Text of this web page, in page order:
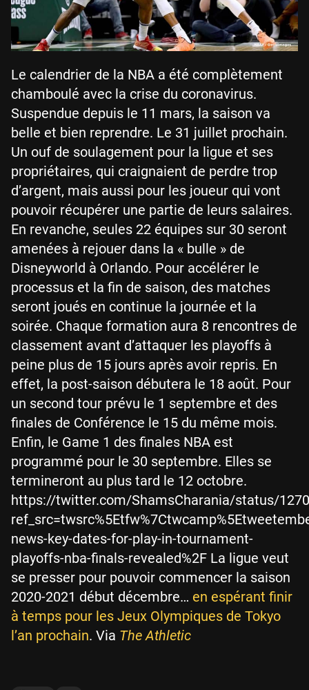
Le calendrier de la NBA a été complètement
chamboulé avec la crise du coronavirus.
Suspendue depuis le 11 mars, la saison va
belle et bien reprendre. Le 31 juillet prochain.
Un ouf de soulagement pour la ligue et ses
propriétaires, qui craignaient de perdre trop
d’argent, mais aussi pour les joueur qui vont
pouvoir récupérer une partie de leurs salaires.
En revanche, seules 22 équipes sur 30 seront
amenées à rejouer dans la « bulle » de
Disneyworld à Orlando. Pour accélérer le
processus et la fin de saison, des matches
seront joués en continue la journée et la
soirée. Chaque formation aura 8 rencontres de
classement avant d’attaquer les playoffs à
peine plus de 15 jours après avoir repris. En
effet, la post-saison débutera le 18 août. Pour
un second tour prévu le 1 septembre et des
finales de Conférence le 15 du même mois.
Enfin, le Game 1 des finales NBA est
programmé pour le 30 septembre. Elles se
termineront au plus tard le 12 octobre.
https://twitter.com/ShamsCharania/status/
news-key-dates-for-play-in-tournament-
playoffs-nba-finals-revealed%2F La ligue veut
se presser pour pouvoir commencer la saison
2020-2021 début décembre… en espérant finir
à temps pour les Jeux Olympiques de Tokyo
l’an prochain. Via The Athletic